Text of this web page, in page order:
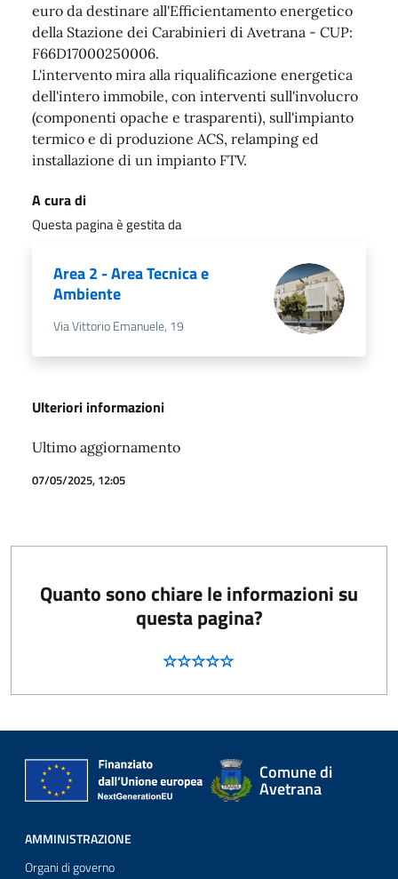
euro da destinare all'Efficientamento energetico
della Stazione dei Carabinieri di Avetrana - CUP:
F66D17000250006.
L'intervento mira alla riqualificazione energetica
dell'intero immobile, con interventi sull'involucro
(componenti opache e trasparenti), sull'impianto
termico e di produzione ACS, relamping ed
installazione di un impianto FTV.
A cura di
Questa pagina è gestita da
Area 2 - Area Tecnica e
Ambiente
Via Vittorio Emanuele, 19
Ulteriori informazioni
Ultimo aggiornamento
07/05/2025, 12:05
Quanto sono chiare le informazioni su
questa pagina?
Comune di
Avetrana
AMMINISTRAZIONE
Organi di governo